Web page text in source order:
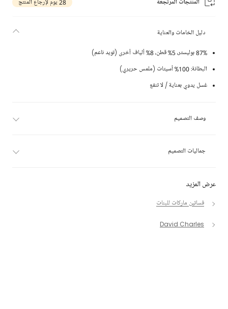
المنتجات المرتجعة 28 يوم لإرجاع المنتج
عرض المزيد
فساتين ماركات للبنات
David Charles
دليل الخامات والعناية
87% بوليستر، 5% قطن، 8% ألياف أخرى (تويد ناعم)
البطانة: 100% أسيتات (ملمس حريري)
غسل يدوي بعناية / لا تنقع
وصف التصميم
جماليات التصميم